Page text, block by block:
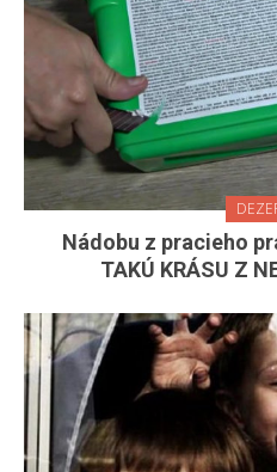
Nádobu z pracieho
TAKÚ KRÁSU Z